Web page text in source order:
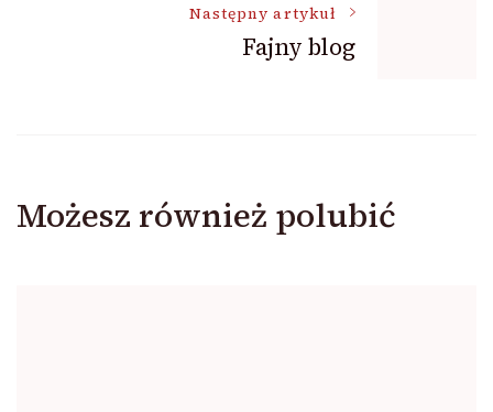
Następny artykuł
Fajny blog
Możesz również polubić